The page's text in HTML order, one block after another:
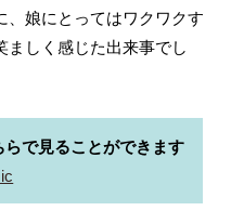
、娘にとってはワクワクす
ましく感じた出来事でし
で見ることができます